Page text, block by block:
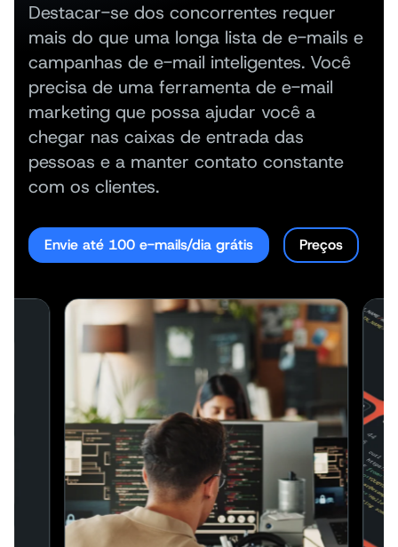
Destacar-se dos concorrentes requer
mais do que uma longa lista de e-mails e
campanhas de e-mail inteligentes. Você
precisa de uma ferramenta de e-mail
marketing que possa ajudar você a
chegar nas caixas de entrada das
pessoas e a manter contato constante
com os clientes.
Envie até 100 e-mails/dia grátis Preços